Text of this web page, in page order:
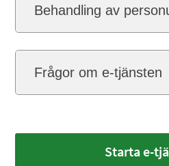
Behandling av
Frågor om e-tjänsten
Starta e-